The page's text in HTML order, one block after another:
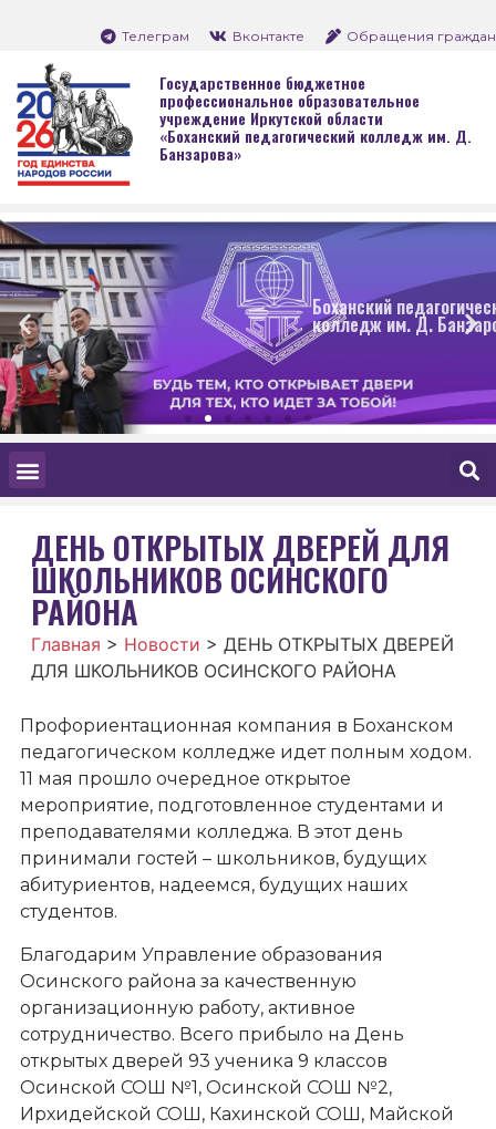
Телеграм Вконтакте Обращения граждан
Государственное бюджетное
профессиональное образовательное
учреждение Иркутской области
«Боханский педагогический колледж им. Д.
Банзарова»
Боханский педагогический
колледж им. Д. Банзарова
ДЕНЬ ОТКРЫТЫХ ДВЕРЕЙ ДЛЯ
ШКОЛЬНИКОВ ОСИНСКОГО
РАЙОНА
Главная > Новости > ДЕНЬ ОТКРЫТЫХ ДВЕРЕЙ
ДЛЯ ШКОЛЬНИКОВ ОСИНСКОГО РАЙОНА
Профориентационная компания в Боханском
педагогическом колледже идет полным ходом.
11 мая прошло очередное открытое
мероприятие, подготовленное студентами и
преподавателями колледжа. В этот день
принимали гостей – школьников, будущих
абитуриентов, надеемся, будущих наших
студентов.
Благодарим Управление образования
Осинского района за качественную
организационную работу, активное
сотрудничество. Всего прибыло на День
открытых дверей 93 ученика 9 классов
Осинской СОШ №1, Осинской СОШ №2,
Ирхидейской СОШ, Кахинской СОШ, Майской